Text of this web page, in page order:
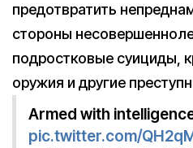
предотвратить
стороны
подростковые суициды,
оружия и другие
Armed with
pic.twitter.com/